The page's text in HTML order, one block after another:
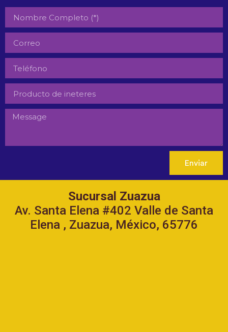
Enviar
Sucursal Zuazua
Av. Santa Elena #402 Valle de Santa
Elena , Zuazua, México, 65776